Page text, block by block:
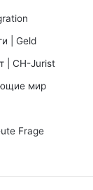
| Geld
| CH-Jurist
мир
Frage